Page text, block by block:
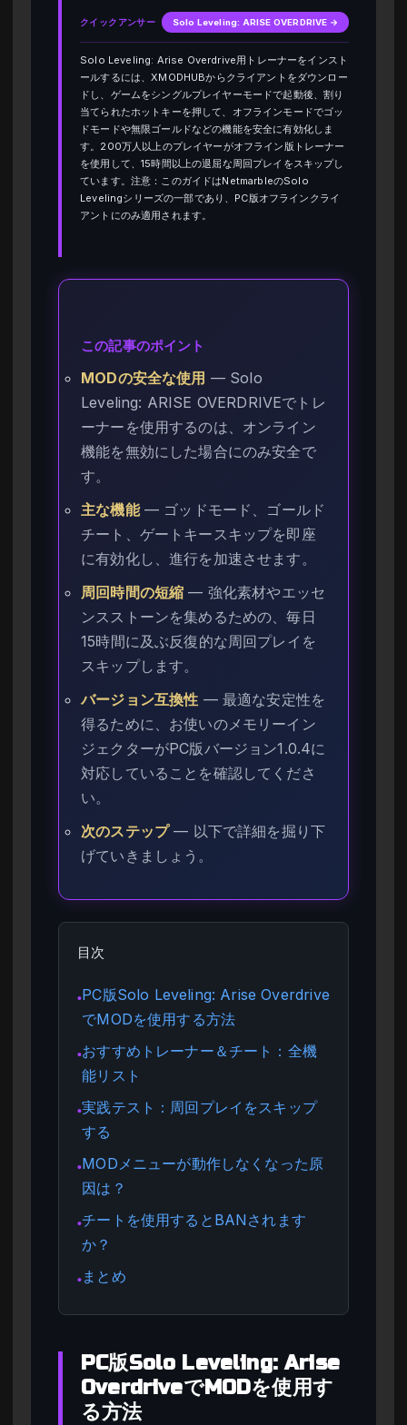
クイックアンサー Solo Leveling: ARISE OVERDRIVE →
Solo Leveling: Arise Overdrive用トレーナーをインスト
ールするには、XMODHUBからクライアントをダウンロー
ドし、ゲームをシングルプレイヤーモードで起動後、割り
当てられたホットキーを押して、オフラインモードでゴッ
ドモードや無限ゴールドなどの機能を安全に有効化しま
す。200万人以上のプレイヤーがオフライン版トレーナー
を使用して、15時間以上の退屈な周回プレイをスキップし
ています。注意：このガイドはNetmarbleのSolo
Levelingシリーズの一部であり、PC版オフラインクライ
アントにのみ適用されます。
この記事のポイント
MODの安全な使用 — Solo
Leveling: ARISE OVERDRIVEでトレ
ーナーを使用するのは、オンライン
機能を無効にした場合にのみ安全で
す。
主な機能— ゴッドモード、ゴールド
チート、ゲートキースキップを即座
に有効化し、進行を加速させます。
周回時間の短縮 — 強化素材やエッセ
ンスストーンを集めるための、毎日
15時間に及ぶ反復的な周回プレイを
スキップします。
バージョン互換性 — 最適な安定性を
得るために、お使いのメモリーイン
ジェクターがPC版バージョン1.0.4に
対応していることを確認してくださ
い。
次のステップ— 以下で詳細を掘り下
げていきましょう。
目次
●PC版Solo Leveling: Arise Overdrive
でMODを使用する方法
●おすすめトレーナー＆チート：全機
能リスト
●実践テスト：周回プレイをスキップ
する
●MODメニューが動作しなくなった原
因は？
●チートを使用するとBANされます
か？
● まとめ
PC版Solo Leveling: Arise
OverdriveでMODを使用す
る方法